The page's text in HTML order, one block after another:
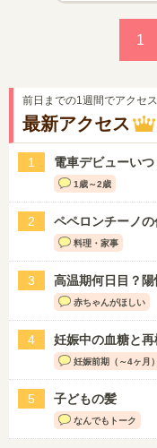
1
前日までの1週間でアクセ
最新アクセス
1 電車デビューいつ
1歳～2歳
2 ペペロンチーノの
料理・家事
3 高温期何日目？
赤ちゃんがほしい
4 妊娠中の血糖と
妊娠前期（～4ヶ月）
5 子どもの髪
なんでもトーク